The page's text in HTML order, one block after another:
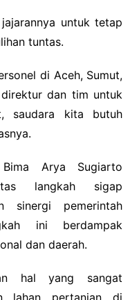
untuk tetap
tuntas.
di Aceh, Sumut,
dan tim untuk
saudara kita butuh
Bima Arya Sugiarto
langkah sigap
sinergi pemerintah
ini berdampak
dan daerah.
hal yang sangat